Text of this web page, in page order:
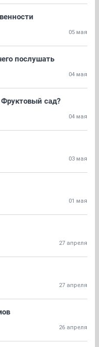
05 мая
послушать
04 мая
сад?
04 мая
03 мая
01 мая
27 апреля
27 апреля
26 апреля